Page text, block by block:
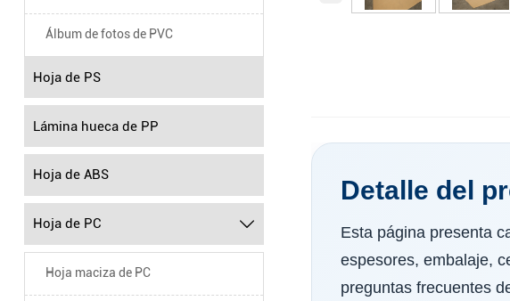
Álbum de fotos de PVC
Hoja de PS
Lámina hueca de PP
Hoja de ABS
Hoja de PC 
Hoja maciza de PC
Detalle del
Esta página presenta
espesores, embalaje,
preguntas frecuentes